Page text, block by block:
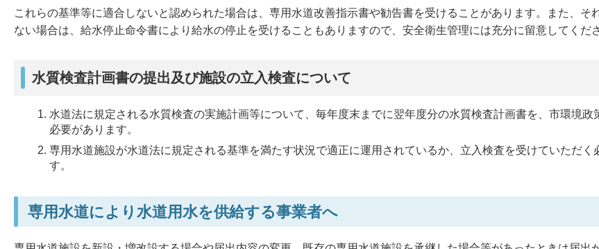
これらの基準等に適合しないと認められた場合は、専用水道改善指示書や勧告書を受けることがあります。また、そ
ない場合は、給水停止命令書により給水の停止を受けることもありますので、安全衛生管理には充分に留意してくだ
水質検査計画書の提出及び施設の立入検査について
水道法に規定される水質検査の実施計画等について、毎年度末までに翌年度分の水質検査計画書を、市環境政
必要があります。
専用水道施設が水道法に規定される基準を満たす状況で適正に運用されているか、立入検査を受けていただく
す。
専用水道により水道用水を供給する事業者へ